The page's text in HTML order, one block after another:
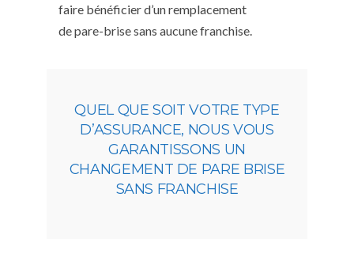
faire bénéficier d’un remplacement
de pare-brise sans aucune franchise.
QUEL QUE SOIT VOTRE TYPE
D’ASSURANCE, NOUS VOUS
GARANTISSONS UN
CHANGEMENT DE PARE BRISE
SANS FRANCHISE